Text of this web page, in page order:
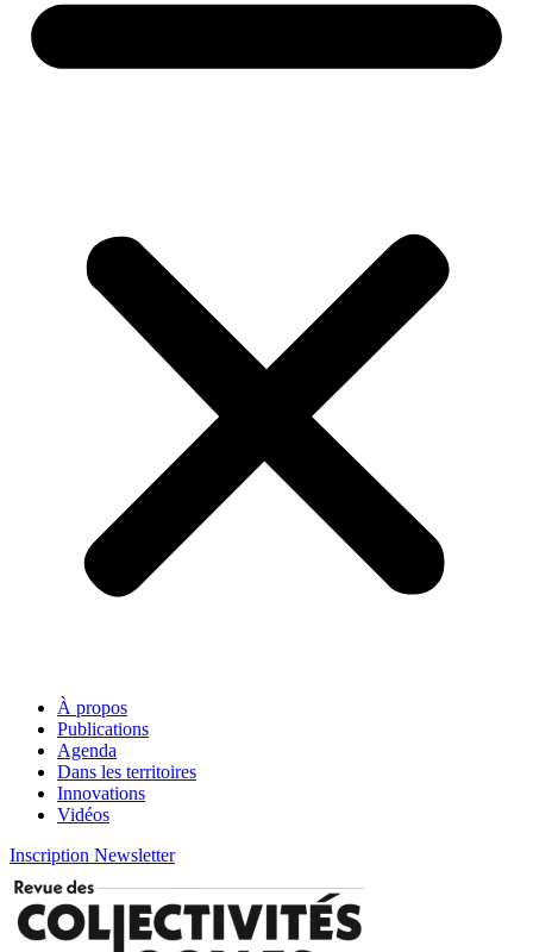
À propos
Publications
Agenda
Dans les territoires
Innovations
Vidéos
Inscription Newsletter